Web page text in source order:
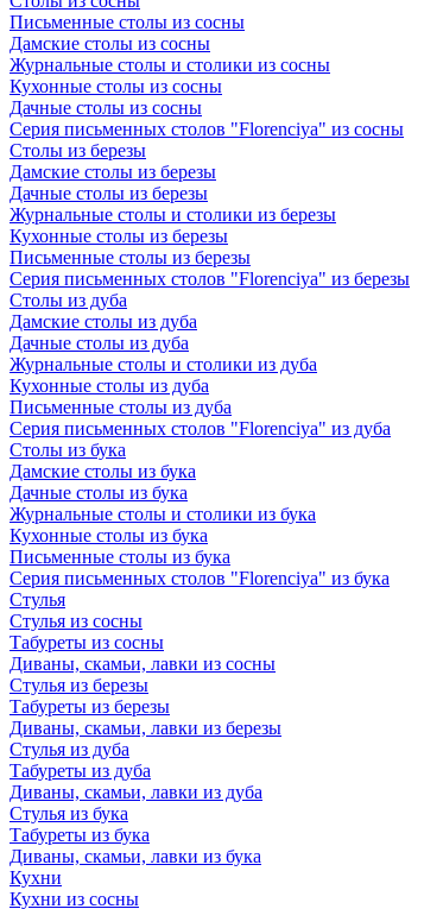
Письменные столы из сосны
Дамские столы из сосны
Журнальные столы и столики из сосны
Кухонные столы из сосны
Дачные столы из сосны
Серия письменных столов "Florenciya" из сосны
Столы из березы
Дамские столы из березы
Дачные столы из березы
Журнальные столы и столики из березы
Кухонные столы из березы
Письменные столы из березы
Серия письменных столов "Florenciya" из березы
Столы из дуба
Дамские столы из дуба
Дачные столы из дуба
Журнальные столы и столики из дуба
Кухонные столы из дуба
Письменные столы из дуба
Серия письменных столов "Florenciya" из дуба
Столы из бука
Дамские столы из бука
Дачные столы из бука
Журнальные столы и столики из бука
Кухонные столы из бука
Письменные столы из бука
Серия письменных столов "Florenciya" из бука
Стулья
Стулья из сосны
Табуреты из сосны
Диваны, скамьи, лавки из сосны
Стулья из березы
Табуреты из березы
Диваны, скамьи, лавки из березы
Стулья из дуба
Табуреты из дуба
Диваны, скамьи, лавки из дуба
Стулья из бука
Табуреты из бука
Диваны, скамьи, лавки из бука
Кухни
Кухни из сосны